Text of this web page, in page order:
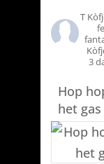
T
3
Hop
het